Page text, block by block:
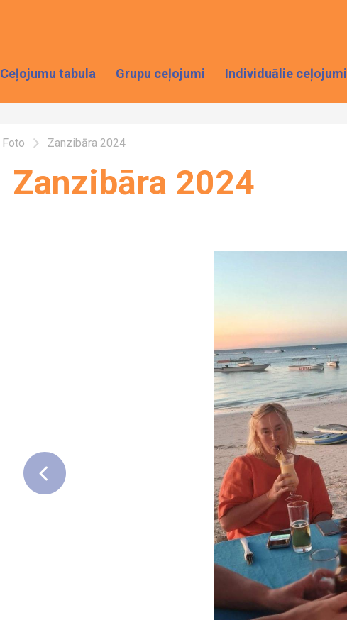
Ceļojumu tabula Grupu ceļojumi Individuālie ceļojumi
Foto Zanzibāra 2024
Zanzibāra 2024